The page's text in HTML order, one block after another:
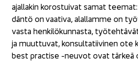
ajallakin ko­ros­tui­vat samat
dän­tö on vaa­ti­va, alal­lam­me on
vas­ta hen­ki­lö­kun­nas­ta,
ja muut­tu­vat, kon­sul­ta­tii­vi­nen ote
best prac­ti­se -​neuvot ovat tär­keä